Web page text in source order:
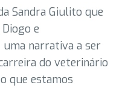
Sandra Giulito que
e
uma narrativa a ser
do veterinário
que estamos